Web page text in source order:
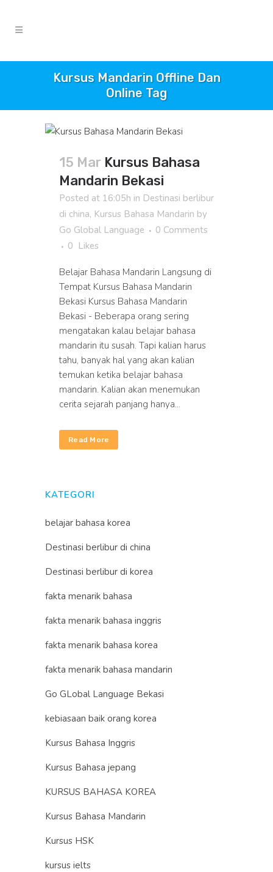
Kursus Mandarin Offline Dan
Online Tag
15 Mar Kursus Bahasa
Mandarin Bekasi
Posted at 16:05h in Destinasi berlibur
di china, Kursus Bahasa Mandarin by
Go Global Language
0 Comments
0 Likes
Belajar Bahasa Mandarin Langsung di
Tempat Kursus Bahasa Mandarin
Bekasi Kursus Bahasa Mandarin
Bekasi - Beberapa orang sering
mengatakan kalau belajar bahasa
mandarin itu susah. Tapi kalian harus
tahu, banyak hal yang akan kalian
temukan ketika belajar bahasa
mandarin. Kalian akan menemukan
cerita sejarah panjang hanya...
Read More
KATEGORI
belajar bahasa korea
Destinasi berlibur di china
Destinasi berlibur di korea
fakta menarik bahasa
fakta menarik bahasa inggris
fakta menarik bahasa korea
fakta menarik bahasa mandarin
Go GLobal Language Bekasi
kebiasaan baik orang korea
Kursus Bahasa Inggris
Kursus Bahasa jepang
KURSUS BAHASA KOREA
Kursus Bahasa Mandarin
Kursus HSK
kursus ielts